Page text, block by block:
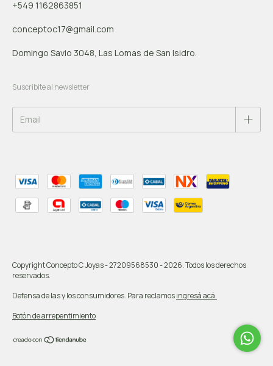
+549 1162863851
conceptoc17@gmail.com
Domingo Savio 3048, Las Lomas de San Isidro.
Suscribite al newsletter
Copyright Concepto C Joyas - 27209568530 - 2026. Todos los derechos
reservados.
Defensa de las y los consumidores. Para reclamosingresá acá.
Botón de arrepentimiento